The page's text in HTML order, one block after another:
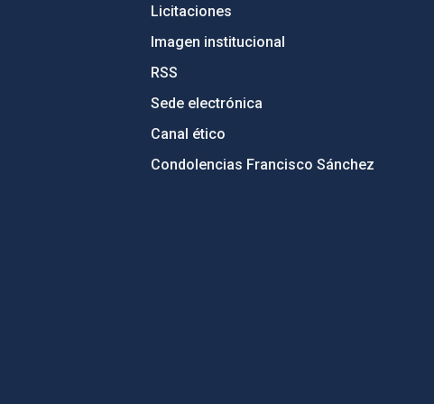
Licitaciones
Imagen institucional
RSS
Sede electrónica
Canal ético
Condolencias Francisco Sánchez